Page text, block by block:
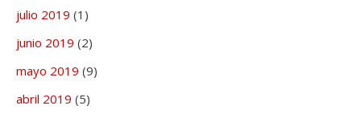
julio 2019 (1)
junio 2019 (2)
mayo 2019 (9)
abril 2019 (5)